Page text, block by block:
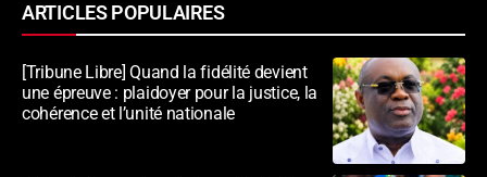
ARTICLES POPULAIRES
[Tribune Libre] Quand la fidélité devient
une épreuve : plaidoyer pour la justice, la
cohérence et l’unité nationale